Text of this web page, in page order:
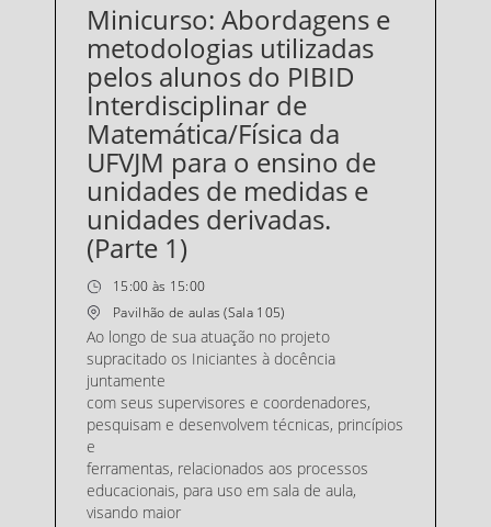
Minicurso: Abordagens e
metodologias utilizadas
pelos alunos do PIBID
Interdisciplinar de
Matemática/Física da
UFVJM para o ensino de
unidades de medidas e
unidades derivadas.
(Parte 1)
15:00 às 15:00
Pavilhão de aulas (Sala 105)
Ao longo de sua atuação no projeto
supracitado os Iniciantes à docência
juntamente
com seus supervisores e coordenadores,
pesquisam e desenvolvem técnicas, princípios
e
ferramentas, relacionados aos processos
educacionais, para uso em sala de aula,
visando maior